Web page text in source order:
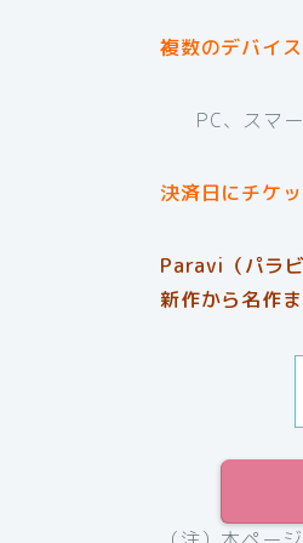
複数のデバイ
PC、スマ
決済日にチケ
Paravi（パラ
新作から名作